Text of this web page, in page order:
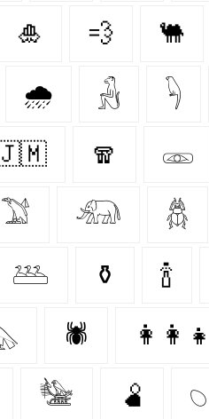
🎍 💨 🐫
🌧️ 𓃻 𓆐
🧣 𓁽
𓅑 𓃰 𓆣
𓅹 ⚱️ 🍾
🕷️ 👩‍👩‍👧
𓅋 🫄 𓆇